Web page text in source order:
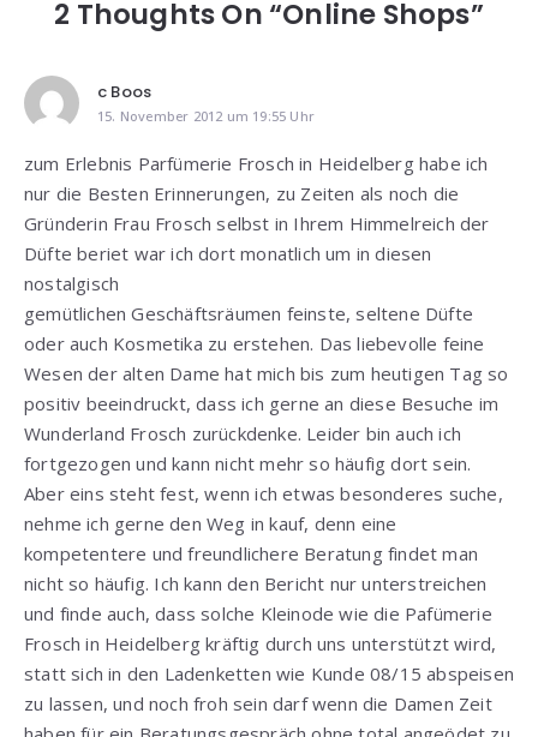
2 Thoughts On “Online Shops”
c Boos
15. November 2012 um 19:55 Uhr
zum Erlebnis Parfümerie Frosch in Heidelberg habe ich
nur die Besten Erinnerungen, zu Zeiten als noch die
Gründerin Frau Frosch selbst in Ihrem Himmelreich der
Düfte beriet war ich dort monatlich um in diesen
nostalgisch
gemütlichen Geschäftsräumen feinste, seltene Düfte
oder auch Kosmetika zu erstehen. Das liebevolle feine
Wesen der alten Dame hat mich bis zum heutigen Tag so
positiv beeindruckt, dass ich gerne an diese Besuche im
Wunderland Frosch zurückdenke. Leider bin auch ich
fortgezogen und kann nicht mehr so häufig dort sein.
Aber eins steht fest, wenn ich etwas besonderes suche,
nehme ich gerne den Weg in kauf, denn eine
kompetentere und freundlichere Beratung findet man
nicht so häufig. Ich kann den Bericht nur unterstreichen
und finde auch, dass solche Kleinode wie die Pafümerie
Frosch in Heidelberg kräftig durch uns unterstützt wird,
statt sich in den Ladenketten wie Kunde 08/15 abspeisen
zu lassen, und noch froh sein darf wenn die Damen Zeit